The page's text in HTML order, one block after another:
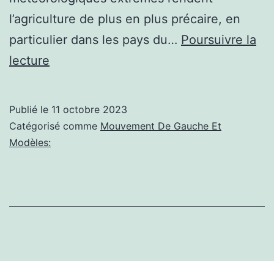
l’agriculture de plus en plus précaire, en
particulier dans les pays du… Poursuivre la
lecture
ne
pas
planète
Publié le 11 octobre 2023
Catégorisé comme Mouvement De Gauche Et
Modèles: